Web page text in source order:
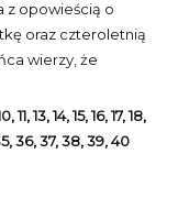
z opowieścią o
oraz czteroletnią
wierzy, że
13, 14, 15, 16, 17, 18,
36, 37, 38, 39, 40